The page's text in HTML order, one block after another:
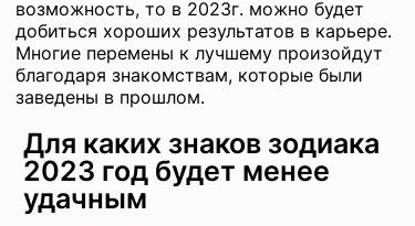
возможность, то в 2023г. можно будет
добиться хороших результатов в карьере.
Многие перемены к лучшему произойдут
благодаря знакомствам, которые были
заведены в прошлом.
Для каких знаков зодиака
2023 год будет менее
удачным